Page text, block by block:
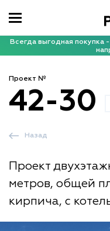
Всегда выгодная покупка
Проект №
42-30
Проект
метров, общей
кирпича, с
Назад